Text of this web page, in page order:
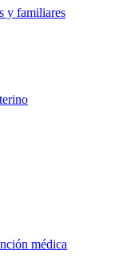
y familiares
médica